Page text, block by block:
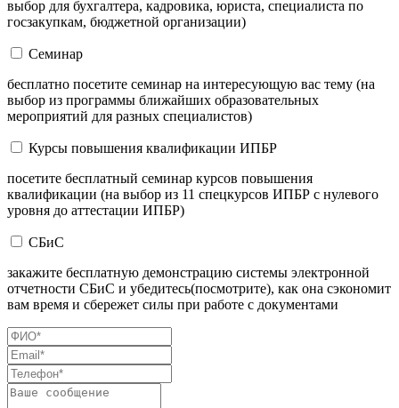
выбор для бухгалтера, кадровика, юриста, специалиста по
госзакупкам, бюджетной организации)
Семинар
бесплатно посетите семинар на интересующую вас тему (на
выбор из программы ближайших образовательных
мероприятий для разных специалистов)
Курсы повышения квалификации ИПБР
посетите бесплатный семинар курсов повышения
квалификации (на выбор из 11 спецкурсов ИПБР с нулевого
уровня до аттестации ИПБР)
СБиС
закажите бесплатную демонстрацию системы электронной
отчетности СБиС и убедитесь(посмотрите), как она сэкономит
вам время и сбережет силы при работе с документами